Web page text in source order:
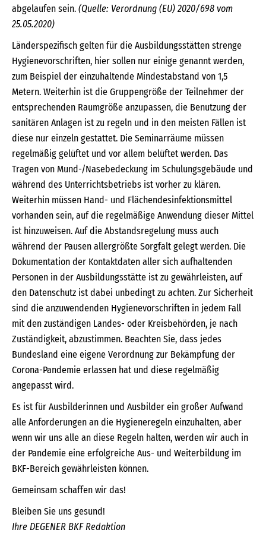
abgelaufen sein. (Quelle: Verordnung (EU) 2020/698 vom
25.05.2020)
Länderspezifisch gelten für die Ausbildungsstätten strenge
Hygienevorschriften, hier sollen nur einige genannt werden,
zum Beispiel der einzuhaltende Mindestabstand von 1,5
Metern. Weiterhin ist die Gruppengröße der Teilnehmer der
entsprechenden Raumgröße anzupassen, die Benutzung der
sanitären Anlagen ist zu regeln und in den meisten Fällen ist
diese nur einzeln gestattet. Die Seminarräume müssen
regelmäßig gelüftet und vor allem belüftet werden. Das
Tragen von Mund-/Nasebedeckung im Schulungsgebäude und
während des Unterrichtsbetriebs ist vorher zu klären.
Weiterhin müssen Hand- und Flächendesinfektionsmittel
vorhanden sein, auf die regelmäßige Anwendung dieser Mittel
ist hinzuweisen. Auf die Abstandsregelung muss auch
während der Pausen allergrößte Sorgfalt gelegt werden. Die
Dokumentation der Kontaktdaten aller sich aufhaltenden
Personen in der Ausbildungsstätte ist zu gewährleisten, auf
den Datenschutz ist dabei unbedingt zu achten. Zur Sicherheit
sind die anzuwendenden Hygienevorschriften in jedem Fall
mit den zuständigen Landes- oder Kreisbehörden, je nach
Zuständigkeit, abzustimmen. Beachten Sie, dass jedes
Bundesland eine eigene Verordnung zur Bekämpfung der
Corona-Pandemie erlassen hat und diese regelmäßig
angepasst wird.
Es ist für Ausbilderinnen und Ausbilder ein großer Aufwand
alle Anforderungen an die Hygieneregeln einzuhalten, aber
wenn wir uns alle an diese Regeln halten, werden wir auch in
der Pandemie eine erfolgreiche Aus- und Weiterbildung im
BKF-Bereich gewährleisten können.
Gemeinsam schaffen wir das!
Bleiben Sie uns gesund!
Ihre DEGENER BKF Redaktion